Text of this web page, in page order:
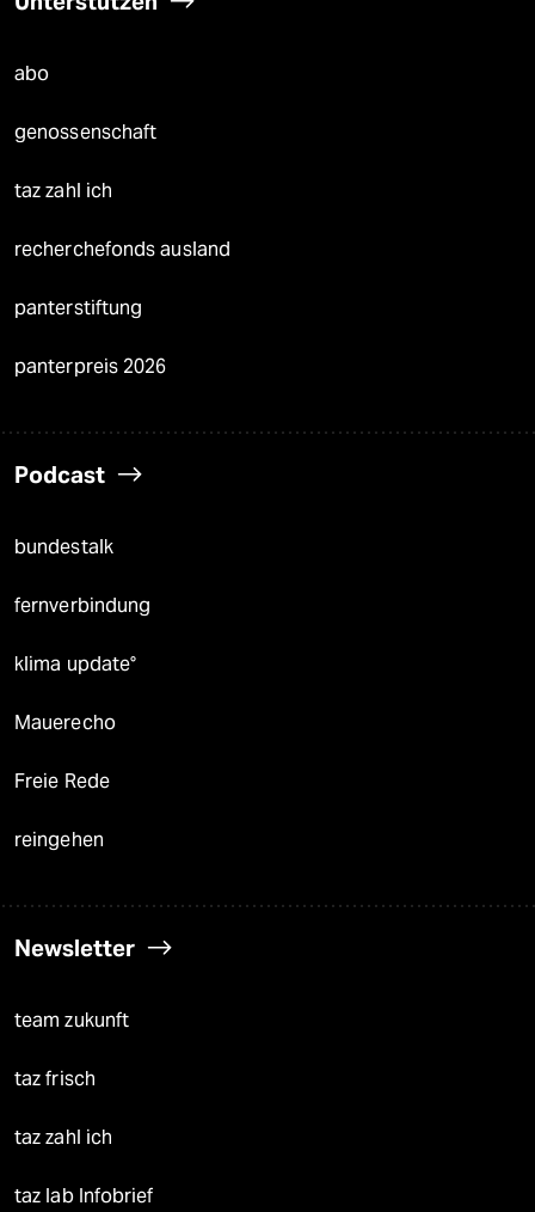
abo
genossenschaft
taz zahl ich
recherchefonds ausland
panterstiftung
panterpreis 2026
Podcast
bundestalk
fernverbindung
klima update°
Mauerecho
Freie Rede
reingehen
Newsletter
team zukunft
taz frisch
taz zahl ich
taz lab Infobrief